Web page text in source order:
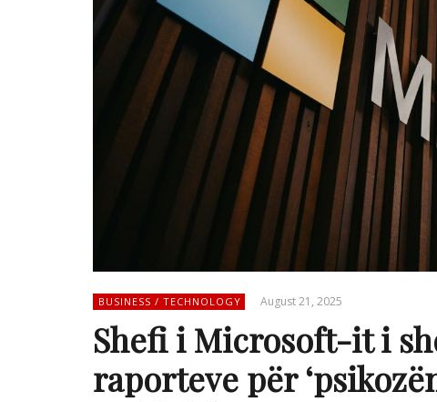
BUSINESS / TECHNOLOGY August 21, 2025
Shefi i Microsoft-it i
raporteve për